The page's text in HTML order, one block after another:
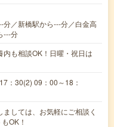
／新橋駅から---分／白金高
---分
も相談OK！日曜・祝日は
：30(2) 09：00～18：
ましては、お気軽にご相談く
OK！